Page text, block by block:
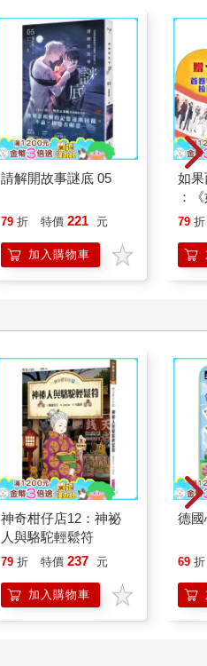
請解開故事謎底 05
79 折 特價 221 元
加入購物車
如
：
喵
79 折
神奇柑仔店12：神祕
人與駱駝輕鬆符
79 折 特價 237 元
加入購物車
德
69 折